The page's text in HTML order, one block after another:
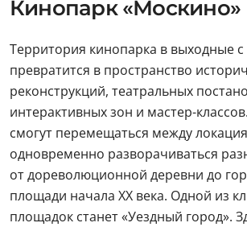
Кинопарк «Москино»
Территория кинопарка в выходные
превратится в пространство
реконструкций, театральных
интерактивных зон и мастер-
смогут перемещаться между
одновременно разворачиваться
от дореволюционной деревни до
площади начала XX века. Одной из
площадок станет «Уездный город».